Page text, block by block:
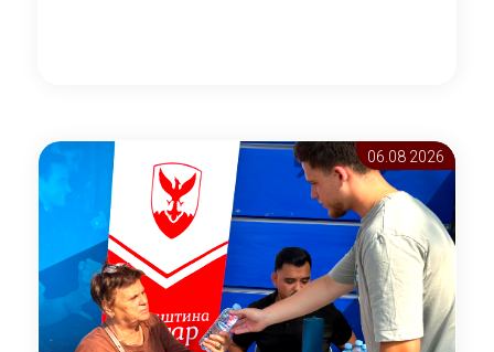
06.08 2026